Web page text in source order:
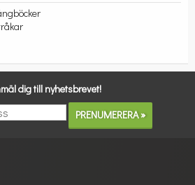
dig till nyhetsbrevet!